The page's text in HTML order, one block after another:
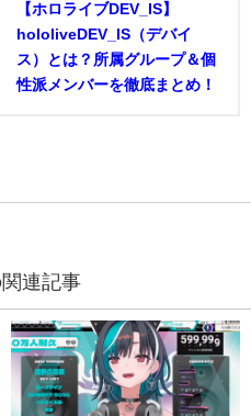
【ホロライブDEV_IS】
hololiveDEV_IS（デバイ
ス）とは？所属グループ＆個
性派メンバーを徹底まとめ！
連記事